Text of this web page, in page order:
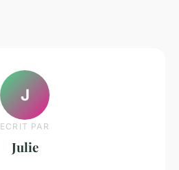
J
ECRIT PAR
Julie